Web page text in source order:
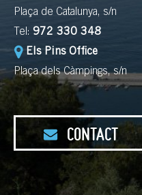
Plaça de Catalunya, s/n
Tel: 972 330 348
Els Pins Office
Plaça dels Càmpings, s/n
CONTACT